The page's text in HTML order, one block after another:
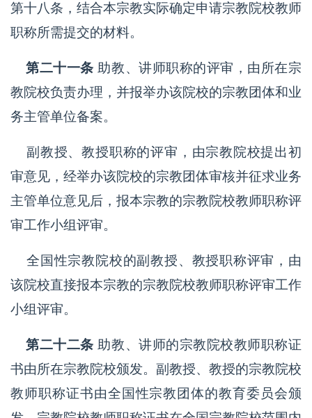
第十八条，结合本宗教实际确定申请宗教院校教师
职称所需提交的材料。
第二十一条 助教、讲师职称的评审，由所在宗
教院校负责办理，并报举办该院校的宗教团体和业
务主管单位备案。
副教授、教授职称的评审，由宗教院校提出初
审意见，经举办该院校的宗教团体审核并征求业务
主管单位意见后，报本宗教的宗教院校教师职称评
审工作小组评审。
全国性宗教院校的副教授、教授职称评审，由
该院校直接报本宗教的宗教院校教师职称评审工作
小组评审。
第二十二条 助教、讲师的宗教院校教师职称证
书由所在宗教院校颁发。副教授、教授的宗教院校
教师职称证书由全国性宗教团体的教育委员会颁